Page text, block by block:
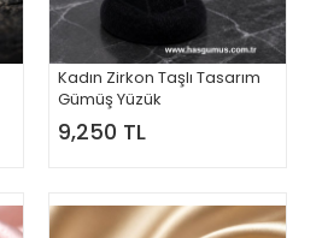
Kadın Zirkon Taşlı Tasarım
Gümüş Yüzük
9,250 TL